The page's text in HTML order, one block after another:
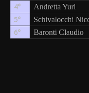
4° Andretta Yuri
5° Schivalocchi
6° Baronti Claudio